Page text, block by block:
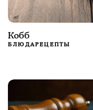
Кобб
БЛЮДАРЕЦЕПТЫ